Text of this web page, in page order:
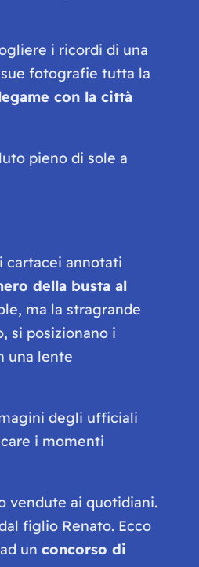
i ricordi di una
fotografie tutta la
con la città
pieno di sole a
cartacei annotati
della busta al
ma la stragrande
si posizionano i
una lente
degli ufficiali
i momenti
vendute ai quotidiani.
figlio Renato. Ecco
un concorso di